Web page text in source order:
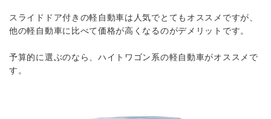
スライドドア付きの軽自動車は人気でとてもオススメですが、
他の軽自動車に比べて価格が高くなるのがデメリットです。
予算的に選ぶのなら、ハイトワゴン系の軽自動車がオススメで
す。